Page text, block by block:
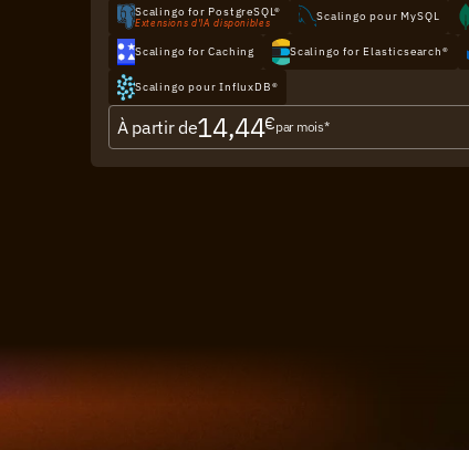
Scalingo for PostgreSQL®
Extensions d'IA disponibles Scalingo pour MySQL
Scalingo for Caching Scalingo for Elasticsearch®
Scalingo pour InfluxDB®
À partir de14,44€par mois*